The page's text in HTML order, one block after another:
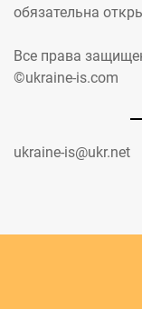
обязательна
Все права
©ukraine-is.com
ukraine-is@ukr.net